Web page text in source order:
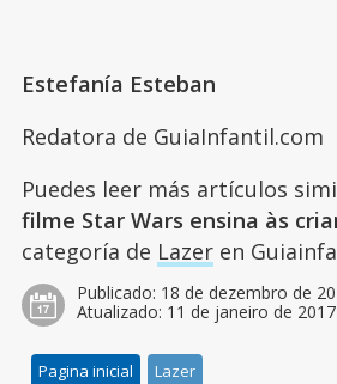
Estefanía Esteban
Redatora de GuiaInfantil.com
Puedes leer más artículos
filme Star Wars ensina às
categoría de Lazeren
Publicado: 18 de dezembro de
Atualizado: 11 de janeiro de 2017
Pagina inicial Lazer